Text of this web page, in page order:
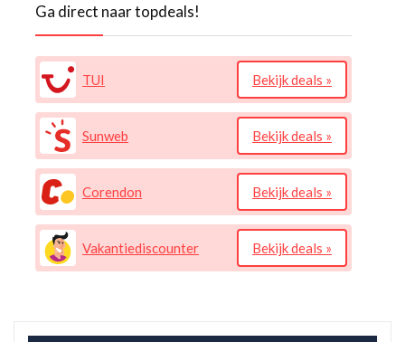
Ga direct naar topdeals!
TUI Bekijk deals »
Sunweb Bekijk deals »
Corendon Bekijk deals »
Vakantiediscounter Bekijk deals »